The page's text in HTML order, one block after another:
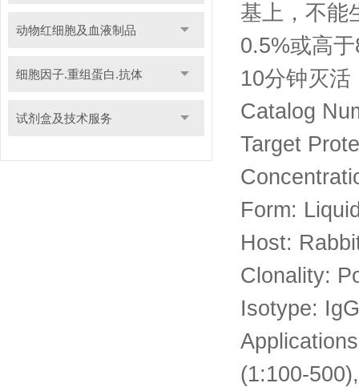
动物红细胞及血液制品
细胞因子.重组蛋白.抗体
试剂盒及技术服务
基上，不能
0.5%或高
10分钟灭活
Catalog
Target
Form:
Host:
Clonality:
Isotype: IgG
(1:100-